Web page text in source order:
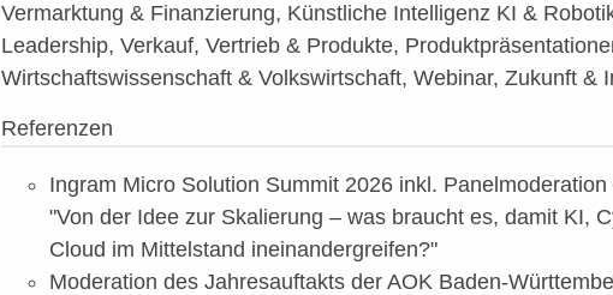
Vermarktung & Finanzierung, Künstliche Intelligenz KI &
Leadership, Verkauf, Vertrieb & Produkte,
Wirtschaftswissenschaft & Volkswirtschaft, Webinar, Zukunft &
Referenzen
Ingram Micro Solution Summit 2026 inkl. Panelmoderation
"Von der Idee zur Skalierung – was braucht es, damit KI,
Cloud im Mittelstand ineinandergreifen?"
Moderation des Jahresauftakts der AOK Baden-